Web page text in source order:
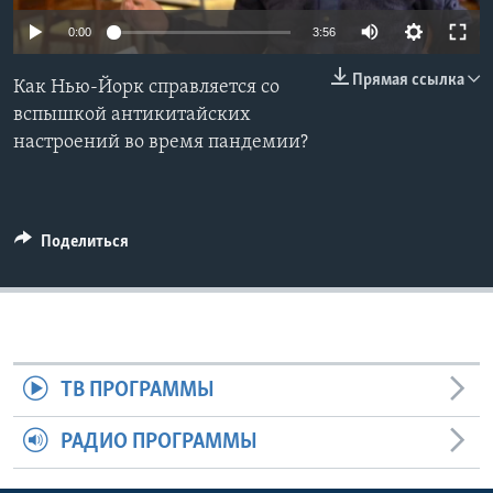
Learning English
СОЦИАЛЬНЫЕ СЕТИ
0:00 3:56
Прямая ссылка
Как Нью-Йорк справляется со
вспышкой антикитайских
настроений во время пандемии?
Поделиться
ТВ ПРОГРАММЫ
РАДИО ПРОГРАММЫ